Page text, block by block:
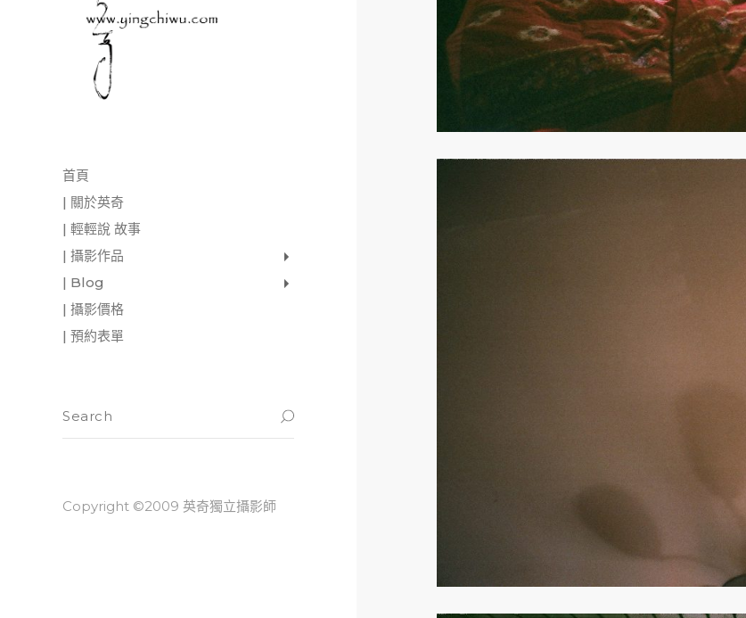
首頁
| 關於英奇
| 輕輕說 故事
| 攝影作品
| Blog
| 攝影價格
| 預約表單
Copyright ©2009 英奇獨立攝影師